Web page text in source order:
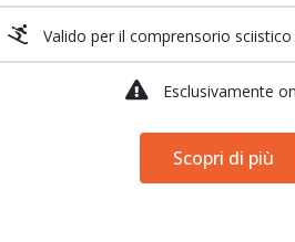
Valido per il comprensorio
Esclusivamente
Scopri di più